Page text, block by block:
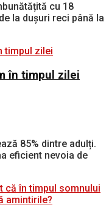
cu 18
la dușuri reci până la
în timpul zilei
85% dintre adulți.
eficient nevoia de